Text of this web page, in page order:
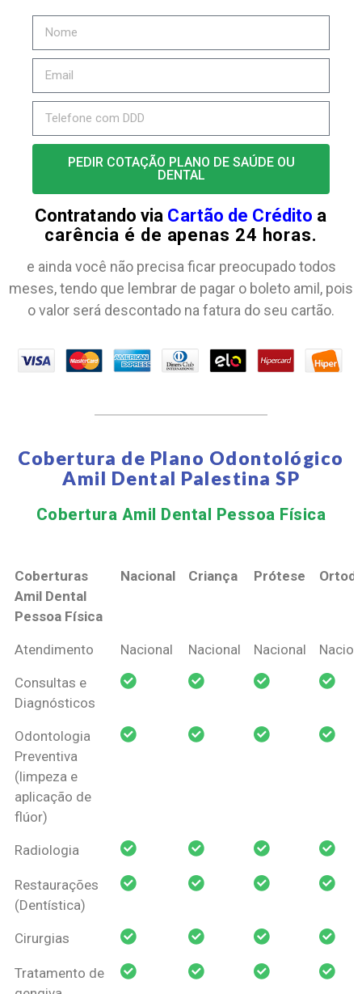
PEDIR COTAÇÃO PLANO DE SAÚDE OU
DENTAL
Contratando via Cartão de Crédito a
carência é de apenas 24 horas.
e ainda você não precisa ficar preocupado todos
meses, tendo que lembrar de pagar o boleto amil, pois
o valor será descontado na fatura do seu cartão.
Cobertura de Plano Odontológico
Amil Dental Palestina SP
Cobertura Amil Dental Pessoa Física​
Coberturas
Amil Dental
Pessoa Física
Nacional Criança Prótese
Coberturas
Pessoa Física
Nacional Criança Prótese
Atendimento Nacional Nacional Nacional
Consultas e
Diagnósticos
Odontologia
Preventiva
(limpeza e
aplicação de
flúor)
Radiologia
Restaurações
(Dentística)
Cirurgias
Tratamento de